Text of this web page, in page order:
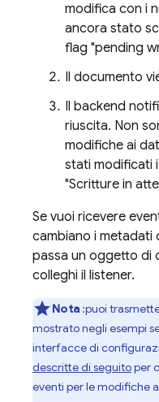
modifica con i
ancora stato
flag "pending
Il documento
Il backend
riuscita. Non
modifiche ai
stati modificati
"Scritture in
Se vuoi ricevere
cambiano i metadati
passa un oggetto di
colleghi il listener.
Nota :puoi
mostrato negli esempi
interfacce di
descritte di seguitoper
eventi per le modifiche